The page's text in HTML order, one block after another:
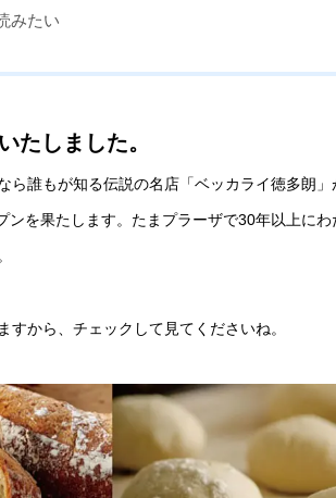
みたい
たしました。
ら誰もが知る伝説の名店「ベッカライ徳多朗
ンを果たします。たまプラーザで30年以上に
から、チェックして見てくださいね。